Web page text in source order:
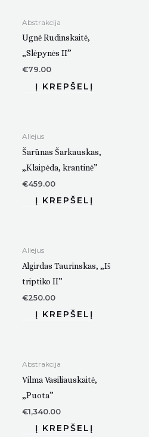
Abstrakcija
Ugnė Rudinskaitė,
„Slėpynės II”
€79.00
Aliejus
Šarūnas Šarkauskas,
„Klaipėda, krantinė”
€459.00
Aliejus
Algirdas Taurinskas, „Iš
triptiko II”
€250.00
Abstrakcija
Vilma Vasiliauskaitė,
„Puota”
€1,340.00